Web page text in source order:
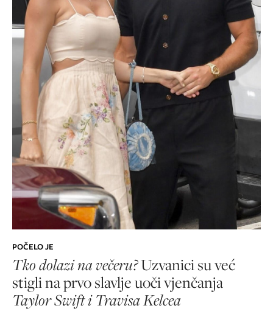
POČELO JE
Tko dolazi na večeru?Uzvanici su već
stigli na prvo slavlje uoči vjenčanja
Taylor Swift i Travisa Kelcea